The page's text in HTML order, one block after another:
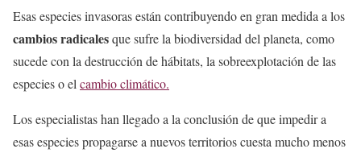
Esas especies invasoras están contribuyendo en gran medida a los
cambios radicalesque sufre la biodiversidad del planeta, como
sucede con la destrucción de hábitats, la sobreexplotación de las
especies o el cambio climático.
Los especialistas han llegado a la conclusión de que impedir a
esas especies propagarse a nuevos territorios cuesta mucho menos